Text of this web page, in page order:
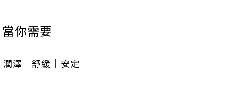
當你需要
潤澤 ｜舒緩 ｜安定